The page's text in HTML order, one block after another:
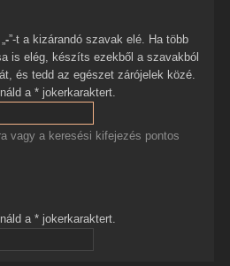
-”-t a kizárandó szavak elé. Ha több
is elég, készíts ezekből a szavakból
és tedd az egészet zárójelek közé.
a * jokerkaraktert.
vagy a keresési kifejezés pontos
a * jokerkaraktert.